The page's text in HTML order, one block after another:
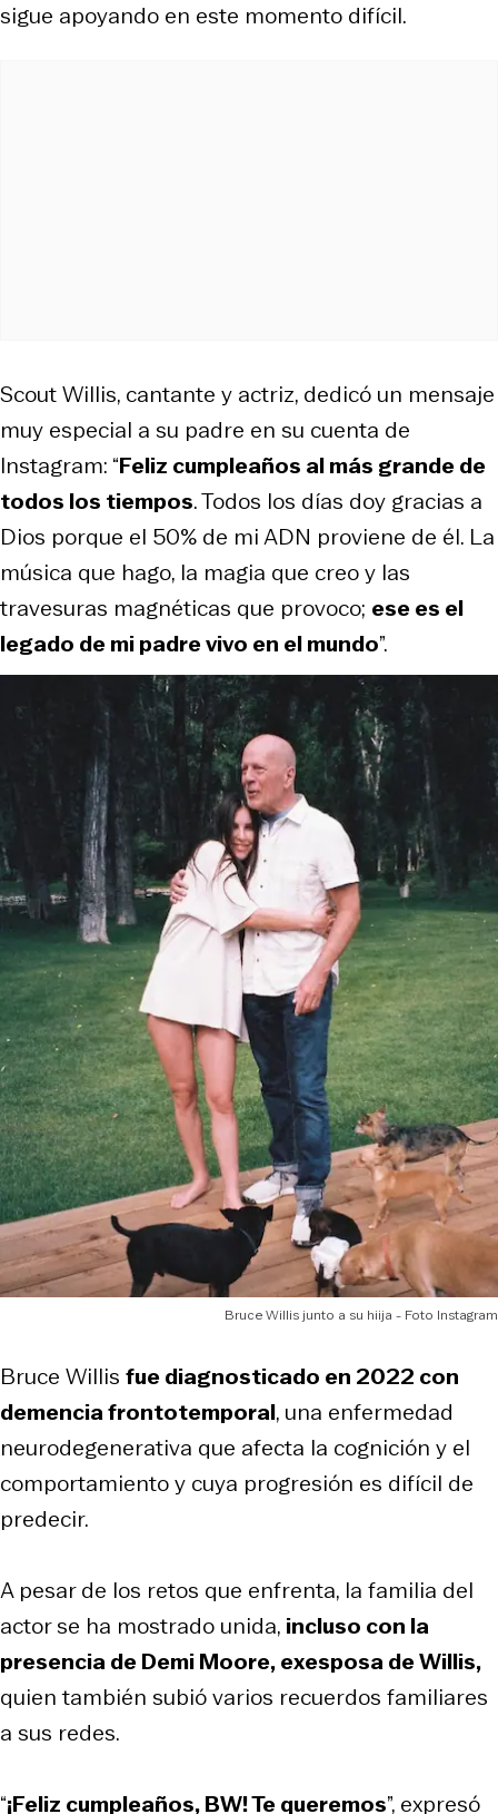
sigue apoyando en este momento difícil.
Scout Willis, cantante y actriz, dedicó un mensaje
muy especial a su padre en su cuenta de
Instagram: “Feliz cumpleaños al más grande de
todos los tiempos. Todos los días doy gracias a
Dios porque el 50% de mi ADN proviene de él. La
música que hago, la magia que creo y las
travesuras magnéticas que provoco; ese es el
legado de mi padre vivo en el mundo”.
Bruce Willis junto a su hiija - Foto Instagram
Bruce Willis fue diagnosticado en 2022 con
demencia frontotemporal, una enfermedad
neurodegenerativa que afecta la cognición y el
comportamiento y cuya progresión es difícil de
predecir.
A pesar de los retos que enfrenta, la familia del
actor se ha mostrado unida, incluso con la
presencia de Demi Moore, exesposa de Willis,
quien también subió varios recuerdos familiares
a sus redes.
“¡Feliz cumpleaños, BW! Te queremos”, expresó